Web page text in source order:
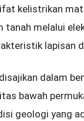
kelistrikan
tanah melalui
lapisan
dalam
bawah
geologi yang